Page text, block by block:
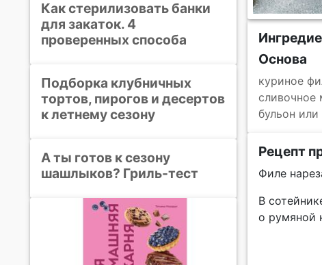
Основа
куриное
сливочное
бульон или
Рецепт
Филе
В
о румяной
Как стерилизовать банки
для закаток. 4
проверенных способа
Подборка клубничных
тортов, пирогов и десертов
к летнему сезону
А ты готов к сезону
шашлыков? Гриль-тест